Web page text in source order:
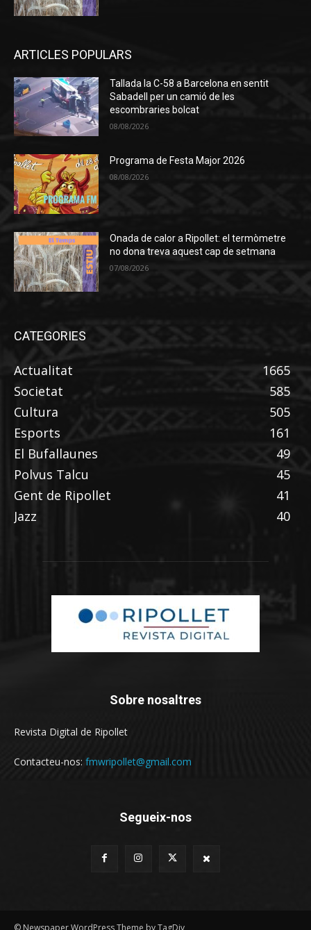
ARTICLES POPULARS
Tallada la C-58 a Barcelona en sentit
Sabadell per un camió de les
escombraries bolcat
08/08/2026
Programa de Festa Major 2026
08/08/2026
Onada de calor a Ripollet: el termòmetre
no dona treva aquest cap de setmana
07/08/2026
CATEGORIES
Actualitat
1665
Societat
585
Cultura
505
Esports
161
El Bufallaunes
49
Polvus Talcu
45
Gent de Ripollet
41
Jazz
40
Sobre nosaltres
Revista Digital de Ripollet
Contacteu-nos: fmwripollet@gmail.com
Segueix-nos
© Newspaper WordPress Theme by TagDiv